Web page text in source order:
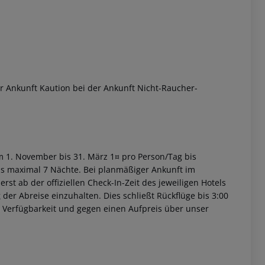
Ankunft Kaution bei der Ankunft Nicht-Raucher-
November bis 31. März 1¤ pro Person/Tag bis
maximal 7 Nächte. Bei planmäßiger Ankunft im
ab der offiziellen Check-In-Zeit des jeweiligen Hotels
Abreise einzuhalten. Dies schließt Rückflüge bis 3:00
Verfügbarkeit und gegen einen Aufpreis über unser